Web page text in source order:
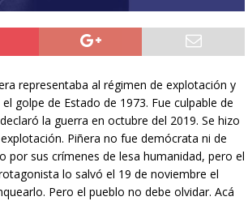
representaba al régimen de explotación y
golpe de Estado de 1973. Fue culpable de
la guerra en octubre del 2019. Se hizo
Piñera no fue demócrata ni de
sus crímenes de lesa humanidad, pero el
lo salvó el 19 de noviembre el
Pero el pueblo no debe olvidar. Acá